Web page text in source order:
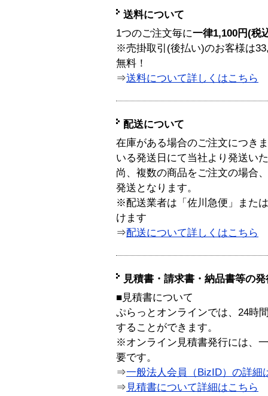
送料について
1つのご注文毎に一律1,100円(税
※売掛取引(後払い)のお客様は
無料！
⇒送料について詳しくはこちら
配送について
在庫がある場合のご注文につき
いる発送日にて当社より発送い
尚、複数の商品をご注文の場合
発送となります。
※配送業者は「佐川急便」また
けます
⇒配送について詳しくはこちら
見積書・請求書・納品書等の
■見積書について
ぷらっとオンラインでは、24時
することができます。
※オンライン見積書発行には、
要です。
⇒一般法人会員（BizID）の詳細
⇒ 見積書について詳細はこちら